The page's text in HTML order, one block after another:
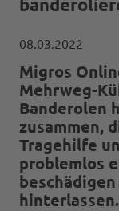
08.03.2022
Migros
Mehrweg-
Banderolen
zusammen,
Tragehilfe
problemlos
hinterlassen.